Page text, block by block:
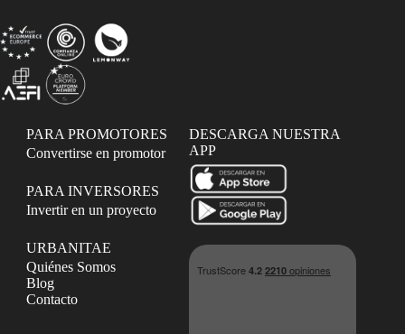
PARA PROMOTORES
Convertirse en promotor
PARA INVERSORES
Invertir en un proyecto
URBANITAE
Quiénes Somos
Blog
Contacto
DESCARGA NUESTRA
APP